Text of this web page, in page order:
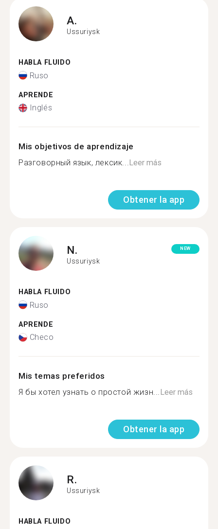
A.
Ussuriysk
HABLA FLUIDO
Ruso
APRENDE
Inglés
Mis objetivos de aprendizaje
Разговорный язык, лексик...Leer más
Obtener la app
N.
Ussuriysk
NEW
HABLA FLUIDO
Ruso
APRENDE
Checo
Mis temas preferidos
Я бы хотел узнать о простой жизн...Leer más
Obtener la app
R.
Ussuriysk
HABLA FLUIDO